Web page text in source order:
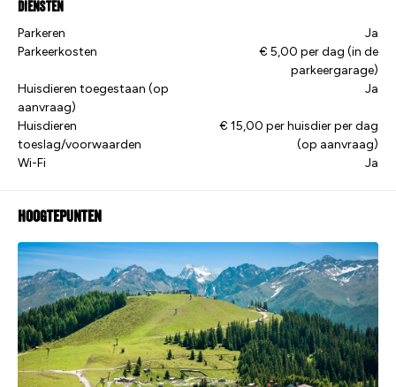
Diensten
Parkeren
Ja
Parkeerkosten
€ 5,00 per dag (in de
parkeergarage)
Huisdieren toegestaan (op
aanvraag)
Ja
Huisdieren
toeslag/voorwaarden
€ 15,00 per huisdier per dag
(op aanvraag)
Wi-Fi
Ja
Hoogtepunten